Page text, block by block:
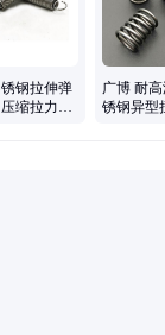
手
钢拉伸弹
缩拉力弹
广博 耐
锈钢异型